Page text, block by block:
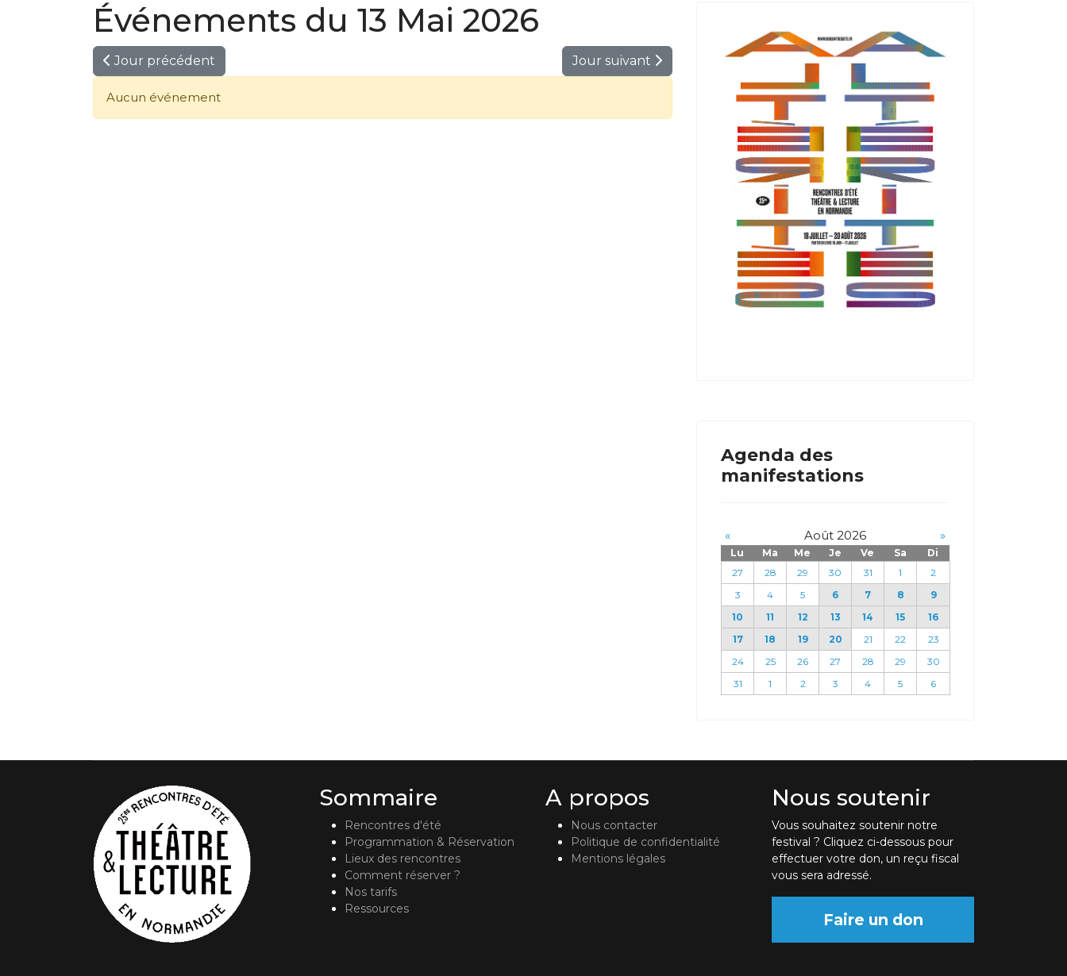
Événements du 13 Mai 2026
Jour précédent Jour suivant
Aucun événement
Agenda des
manifestations
« Août 2026 »
Lu Ma Me Je Ve Sa
Di
27
28 29 30 31 1
2
3
4 5 6 7 8
9
10
11 12 13 14 15
16
17
18 19 20 21 22
23
24
25 26 27 28 29
30
31
1 2 3 4 5 6
Sommaire
Rencontres d'été
Programmation & Réservation
Lieux des rencontres
Comment réserver ?
Nos tarifs
Ressources
A propos
Nous contacter
Politique de confidentialité
Mentions légales
Nous soutenir
Vous souhaitez soutenir notre
festival ? Cliquez ci-dessous pour
effectuer votre don, un reçu fiscal
vous sera adressé.
Faire un don